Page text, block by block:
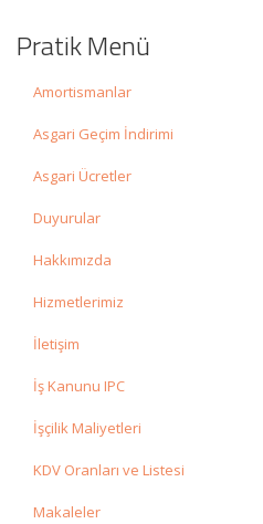
Pratik Menü
Amortismanlar
Asgari Geçim İndirimi
Asgari Ücretler
Duyurular
Hakkımızda
Hizmetlerimiz
İletişim
İş Kanunu IPC
İşçilik Maliyetleri
KDV Oranları ve Listesi
Makaleler